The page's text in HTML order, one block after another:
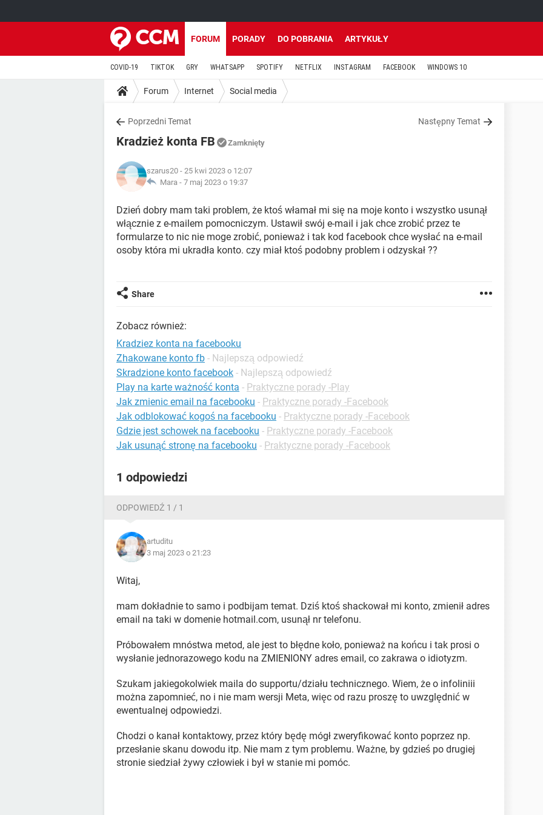
FORUM PORADY DO POBRANIA ARTYKUŁY
COVID-19 TIKTOK GRY WHATSAPP SPOTIFY NETFLIX INSTAGRAM FACEBOOK WINDOWS 10
Forum Internet Social media
Poprzedni Temat Następny Temat
Kradzież konta FB Zamknięty
szarus20 - 25 kwi 2023 o 12:07
Mara - 7 maj 2023 o 19:37
Dzień dobry mam taki problem, że ktoś włamał mi się na moje konto i wszystko usunął
włącznie z e-mailem pomocniczym. Ustawił swój e-mail i jak chce zrobić przez te
formularze to nic nie moge zrobić, ponieważ i tak kod facebook chce wysłać na e-mail
osoby która mi ukradła konto. czy miał ktoś podobny problem i odzyskał ??
Share
Zobacz również:
Kradziez konta na facebooku
Zhakowane konto fb - Najlepszą odpowiedź
Skradzione konto facebook - Najlepszą odpowiedź
Play na karte ważność konta - Praktyczne porady -Play
Jak zmienic email na facebooku - Praktyczne porady -Facebook
Jak odblokować kogoś na facebooku - Praktyczne porady -Facebook
Gdzie jest schowek na facebooku - Praktyczne porady -Facebook
Jak usunąć stronę na facebooku - Praktyczne porady -Facebook
1 odpowiedzi
ODPOWIEDŹ 1 / 1
artuditu
3 maj 2023 o 21:23
Witaj,
mam dokładnie to samo i podbijam temat. Dziś ktoś shackował mi konto, zmienił adres
email na taki w domenie hotmail.com, usunął nr telefonu.
Próbowałem mnóstwa metod, ale jest to błędne koło, ponieważ na końcu i tak prosi o
wysłanie jednorazowego kodu na ZMIENIONY adres email, co zakrawa o idiotyzm.
Szukam jakiegokolwiek maila do supportu/działu technicznego. Wiem, że o infoliniii
można zapomnieć, no i nie mam wersji Meta, więc od razu proszę to uwzględnić w
ewentualnej odpowiedzi.
Chodzi o kanał kontaktowy, przez który będę mógł zweryfikować konto poprzez np.
przesłanie skanu dowodu itp. Nie mam z tym problemu. Ważne, by gdzieś po drugiej
stronie siedział żywy człowiek i był w stanie mi pomóc.